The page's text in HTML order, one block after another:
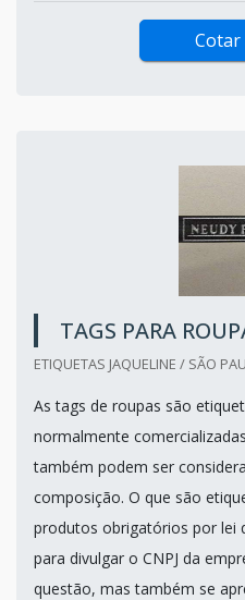
TAGS PARA
ETIQUETAS JAQUELINE / SÃO
As tags de roupas são
normalmente
também podem ser
composição. O que são
produtos obrigatórios por lei
para divulgar o CNPJ da
questão, mas também se